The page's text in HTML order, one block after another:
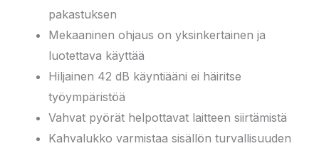
pakastuksen
Mekaaninen ohjaus on yksinkertainen ja
luotettava käyttää
Hiljainen 42 dB käyntiääni ei häiritse
työympäristöä
Vahvat pyörät helpottavat laitteen siirtämistä
Kahvalukko varmistaa sisällön turvallisuuden